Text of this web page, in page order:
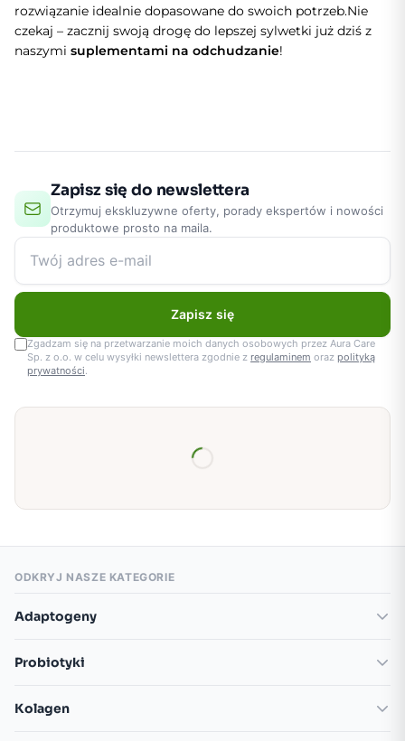
rozwiązanie idealnie dopasowane do swoich potrzeb.Nie
czekaj – zacznij swoją drogę do lepszej sylwetki już dziś z
naszymi suplementami na odchudzanie!
Zapisz się do newslettera
Otrzymuj ekskluzywne oferty, porady ekspertów i nowości
produktowe prosto na maila.
Zapisz się
Zgadzam się na przetwarzanie moich danych osobowych przez Aura Care
Sp. z o.o. w celu wysyłki newslettera zgodnie z regulaminem oraz polityką
prywatności
ODKRYJ NASZE KATEGORIE
Adaptogeny
Adaptogeny dla dzieci
Probiotyki
Kolagen